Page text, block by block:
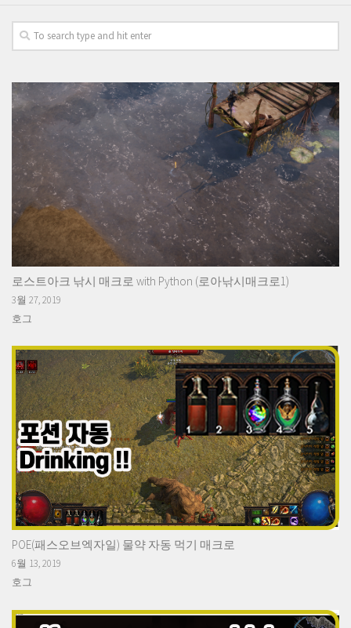
로스트아크 낚시 매크로 with Python (로아낚시매크로1)
3월 27, 2019
호그
POE(패스오브엑자일) 물약 자동 먹기 매크로
6월 13, 2019
호그